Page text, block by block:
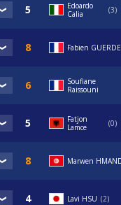
Edoardo
Calia
3
Fabien
Soufiane
Raissouni
Fatjon
Lamce
0
Marwen
Lavi HSU 2